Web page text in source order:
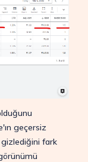
geçersiz
gizlediğini fark